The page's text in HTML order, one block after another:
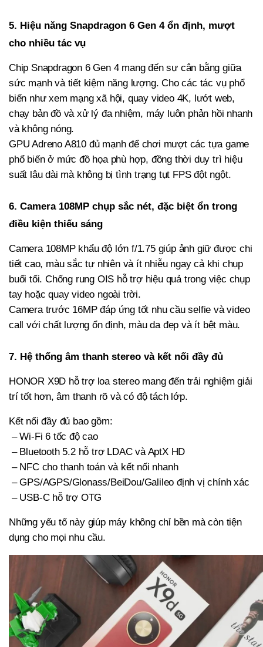
5. Hiệu năng Snapdragon 6 Gen 4 ổn định, mượt
cho nhiều tác vụ
Chip Snapdragon 6 Gen 4 mang đến sự cân bằng giữa
sức mạnh và tiết kiệm năng lượng. Cho các tác vụ phổ
biến như xem mạng xã hội, quay video 4K, lướt web,
chạy bản đồ và xử lý đa nhiệm, máy luôn phản hồi nhanh
và không nóng.
GPU Adreno A810 đủ mạnh để chơi mượt các tựa game
phổ biến ở mức đồ họa phù hợp, đồng thời duy trì hiệu
suất lâu dài mà không bị tình trạng tụt FPS đột ngột.
6. Camera 108MP chụp sắc nét, đặc biệt ổn trong
điều kiện thiếu sáng
Camera 108MP khẩu độ lớn f/1.75 giúp ảnh giữ được chi
tiết cao, màu sắc tự nhiên và ít nhiễu ngay cả khi chụp
buổi tối. Chống rung OIS hỗ trợ hiệu quả trong việc chụp
tay hoặc quay video ngoài trời.
Camera trước 16MP đáp ứng tốt nhu cầu selfie và video
call với chất lượng ổn định, màu da đẹp và ít bệt màu.
7. Hệ thống âm thanh stereo và kết nối đầy đủ
HONOR X9D hỗ trợ loa stereo mang đến trải nghiệm giải
trí tốt hơn, âm thanh rõ và có độ tách lớp.
Kết nối đầy đủ bao gồm:
– Wi-Fi 6 tốc độ cao
– Bluetooth 5.2 hỗ trợ LDAC và AptX HD
– NFC cho thanh toán và kết nối nhanh
– GPS/AGPS/Glonass/BeiDou/Galileo định vị chính xác
– USB-C hỗ trợ OTG
Những yếu tố này giúp máy không chỉ bền mà còn tiện
dụng cho mọi nhu cầu.